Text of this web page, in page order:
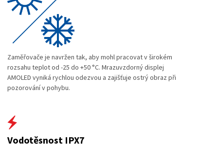
Zaměřovače je navržen tak, aby mohl pracovat v širokém
rozsahu teplot od -25 do +50 °C. Mrazuvzdorný displej
AMOLED vyniká rychlou odezvou a zajišťuje ostrý obraz při
pozorování v pohybu.
Vodotěsnost IPX7